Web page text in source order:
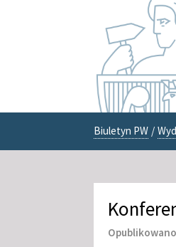
Biuletyn PW /